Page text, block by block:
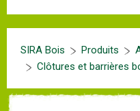
SIRA Bois Produits
Clôtures et barrières